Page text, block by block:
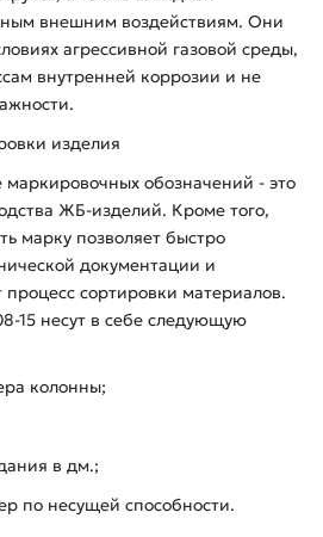
внешним воздействиям. Они
агрессивной газовой среды,
внутренней коррозии и не
изделия
обозначений - это
ЖБ-изделий. Кроме того,
марку позволяет быстро
документации и
сортировки материалов.
15 несут в себе следующую
колонны;
в дм.;
по несущей способности.